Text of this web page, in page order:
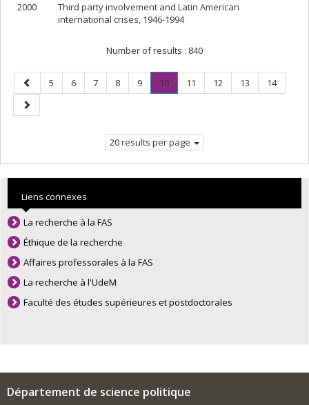
2000
Third party involvement and Latin American
international crises, 1946-1994
Number of results : 840
Previous
page
Page
5 Page
6 Page
7 Page
8 Page
9 Page
10.
Current
Page
11 Page
12 Page
13 Page
14
Next
page
20 results per page
Liens connexes
La recherche à la FAS
Éthique de la recherche
Affaires professorales à la FAS
La recherche à l'UdeM
Faculté des études supérieures et postdoctorales
Département de science politique